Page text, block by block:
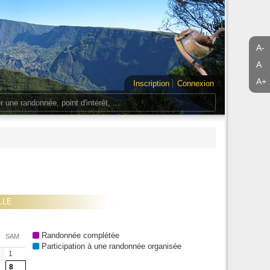
A-
A
A+
Inscription
Connexion
SAM
1
8
Randonnée complétée
Participation à une randonnée organisée